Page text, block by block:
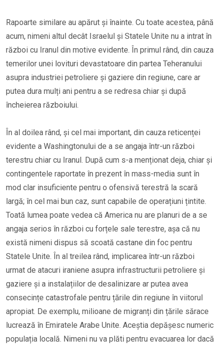
Rapoarte similare au apărut și înainte. Cu toate acestea, până
acum, nimeni altul decât Israelul și Statele Unite nu a intrat în
război cu Iranul din motive evidente. În primul rând, din cauza
temerilor unei lovituri devastatoare din partea Teheranului
asupra industriei petroliere și gaziere din regiune, care ar
putea dura mulți ani pentru a se redresa chiar și după
încheierea războiului.
În al doilea rând, și cel mai important, din cauza reticenței
evidente a Washingtonului de a se angaja într-un război
terestru chiar cu Iranul. După cum s-a menționat deja, chiar și
contingentele raportate în prezent în mass-media sunt în
mod clar insuficiente pentru o ofensivă terestră la scară
largă; în cel mai bun caz, sunt capabile de operațiuni țintite.
Toată lumea poate vedea că America nu are planuri de a se
angaja serios în război cu forțele sale terestre, așa că nu
există nimeni dispus să scoată castane din foc pentru
Statele Unite. În al treilea rând, implicarea într-un război
urmat de atacuri iraniene asupra infrastructurii petroliere și
gaziere și a instalațiilor de desalinizare ar putea avea
consecințe catastrofale pentru țările din regiune în viitorul
apropiat. De exemplu, milioane de migranți din țările sărace
lucrează în Emiratele Arabe Unite. Aceștia depășesc numeric
populația locală. Nimeni nu va plăti pentru evacuarea lor dacă